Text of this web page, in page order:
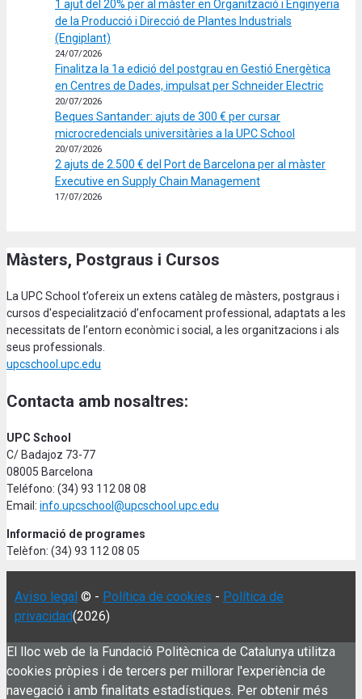
1 ajut del 20% per al màster en Organització i Enginyeria
de la Producció i Direcció de Plantes Industrials
(Engiplant)
24/07/2026
Finalitza la 1a edició del postgrau en Gestió Energètica
en Centres de Dades, impulsat per Schneider Electric
20/07/2026
Beques Santander: ajuts de 300 € per cursar
microcredencials universitàries a la UPC School
20/07/2026
2 ajuts de 2.500 € del Port de Barcelona per al màster
Executive en Supply Chain Management
17/07/2026
Màsters, Postgraus i Cursos
La UPC School t’ofereix un extens catàleg de màsters, postgraus i
cursos d'especialització d’enfocament professional, adaptats a les
necessitats de l’entorn econòmic i social, a les organitzacions i als
seus professionals.
upcschool.upc.edu
Contacta amb nosaltres:
UPC School
C/ Badajoz 73-77
08005 Barcelona
Teléfono: (34) 93 112 08 08
Email: info.upcschool@upcschool.upc.edu
Informació de programes
Telèfon: (34) 93 112 08 05
Aviso legal © - Política de cookies - Política de
privacidad(2026)
El lloc web de la Fundació Politècnica de Catalunya utilitza
cookies pròpies i de tercers per millorar l'experiència de
navegació i amb finalitats estadístiques. Per obtenir més